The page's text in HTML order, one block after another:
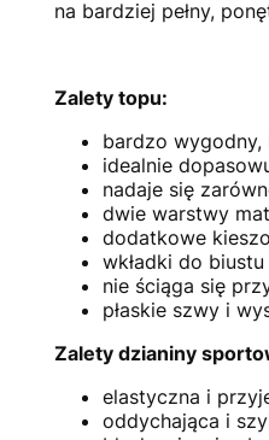
na bardziej pełny,
Zalety topu:
bardzo
idealnie
nadaje się
dwie warstwy
dodatkowe
wkładki do
nie ściąga się
płaskie szwy i
Zalety dzianiny
elastyczna i
oddychająca i